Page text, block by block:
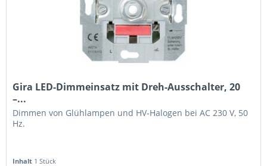
Gira LED-Dimmeinsatz mit Dreh-Ausschalter, 20
–...
Dimmen von Glühlampen und HV-Halogen bei AC 230 V, 50
Hz.
Inhalt 1 Stück